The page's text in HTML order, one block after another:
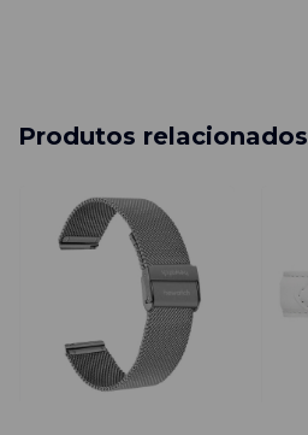
Produtos relacionados